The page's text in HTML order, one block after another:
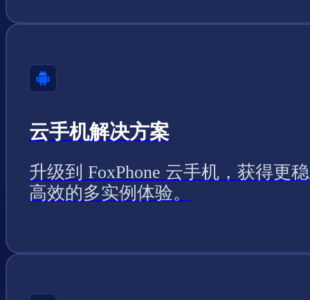
云手机解决方案
升级到 FoxPhone 云手机，获得更
高效的多实例体验。